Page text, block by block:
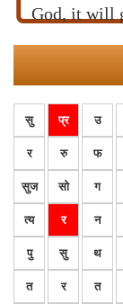
God, it will
सु प्र उ
र रु फ
सुज सो ग
त्य र न
पु सु थ
त र त